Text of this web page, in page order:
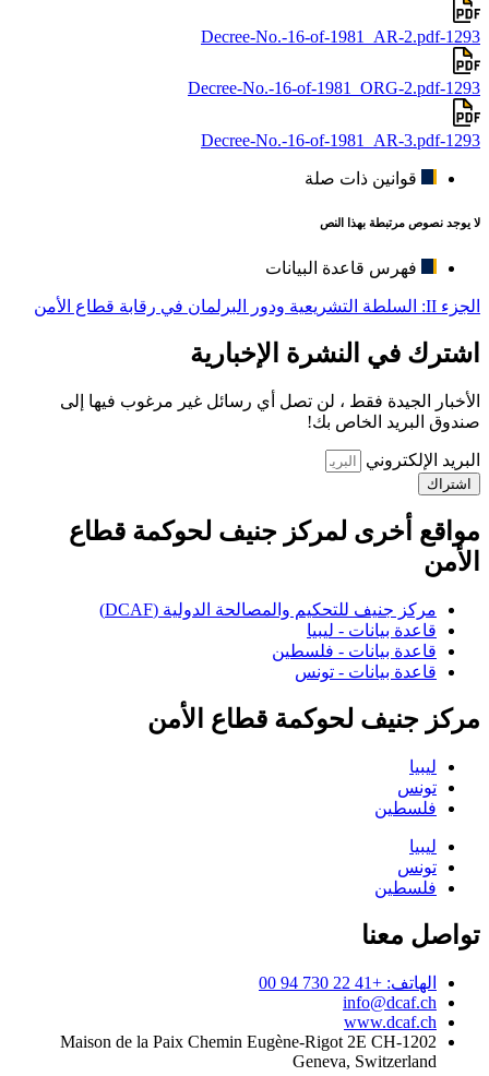
1293-Decree-No.-16-of-1981_AR-2.pdf
1293-Decree-No.-16-of-1981_ORG-2.pdf
1293-Decree-No.-16-of-1981_AR-3.pdf
قوانين ذات صلة
لا يوجد نصوص مرتبطة بهذا النص
فهرس قاعدة البيانات
الجزء II: السلطة التشريعية ودور البرلمان في رقابة قطاع الأمن
اشترك في النشرة الإخبارية
الأخبار الجيدة فقط ، لن تصل أي رسائل غير مرغوب فيها إلى
صندوق البريد الخاص بك!
البريد الإلكتروني
اشتراك
مواقع أخرى لمركز جنيف لحوكمة قطاع
الأمن
مركز جنيف للتحكيم والمصالحة الدولية (DCAF)
قاعدة بيانات - ليبيا
قاعدة بيانات - فلسطين
قاعدة بيانات - تونس
مركز جنيف لحوكمة قطاع الأمن
ليبيا
تونس
فلسطين
ليبيا
تونس
فلسطين
تواصل معنا
الهاتف: +41 22 730 94 00
info@dcaf.ch
www.dcaf.ch
Maison de la Paix Chemin Eugène-Rigot 2E CH-1202
Geneva, Switzerland